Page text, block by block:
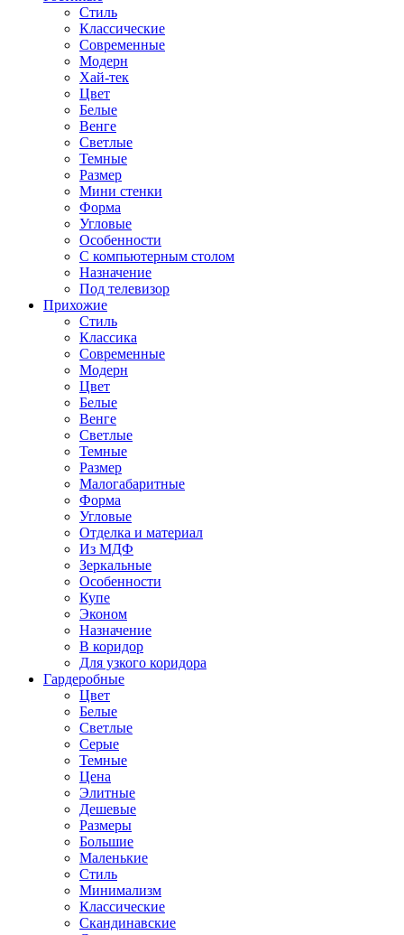
Стиль
Классические
Современные
Модерн
Хай-тек
Цвет
Белые
Венге
Светлые
Темные
Размер
Мини стенки
Форма
Угловые
Особенности
С компьютерным столом
Назначение
Под телевизор
Прихожие
Стиль
Классика
Современные
Модерн
Цвет
Белые
Венге
Светлые
Темные
Размер
Малогабаритные
Форма
Угловые
Отделка и материал
Из МДФ
Зеркальные
Особенности
Купе
Эконом
Назначение
В коридор
Для узкого коридора
Гардеробные
Цвет
Белые
Светлые
Серые
Темные
Цена
Элитные
Дешевые
Размеры
Большие
Маленькие
Стиль
Минимализм
Классические
Скандинавские